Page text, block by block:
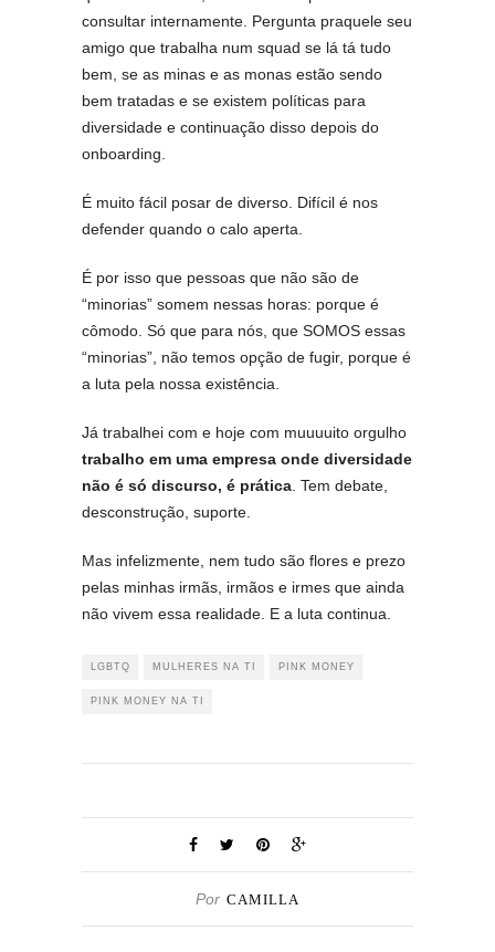
consultar internamente. Pergunta praquele seu
amigo que trabalha num squad se lá tá tudo
bem, se as minas e as monas estão sendo
bem tratadas e se existem políticas para
diversidade e continuação disso depois do
onboarding.
É muito fácil posar de diverso. Difícil é nos
defender quando o calo aperta.
É por isso que pessoas que não são de
“minorias” somem nessas horas: porque é
cômodo. Só que para nós, que SOMOS essas
“minorias”, não temos opção de fugir, porque é
a luta pela nossa existência.
Já trabalhei com e hoje com muuuuito orgulho
trabalho em uma empresa onde diversidade
não é só discurso, é prática . Tem debate,
desconstrução, suporte.
Mas infelizmente, nem tudo são flores e prezo
pelas minhas irmãs, irmãos e irmes que ainda
não vivem essa realidade. E a luta continua.
LGBTQ MULHERES NA TI PINK MONEY
PINK MONEY NA TI
Por CAMILLA